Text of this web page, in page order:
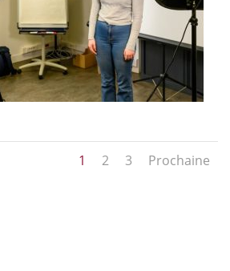
1 2 3 Prochaine